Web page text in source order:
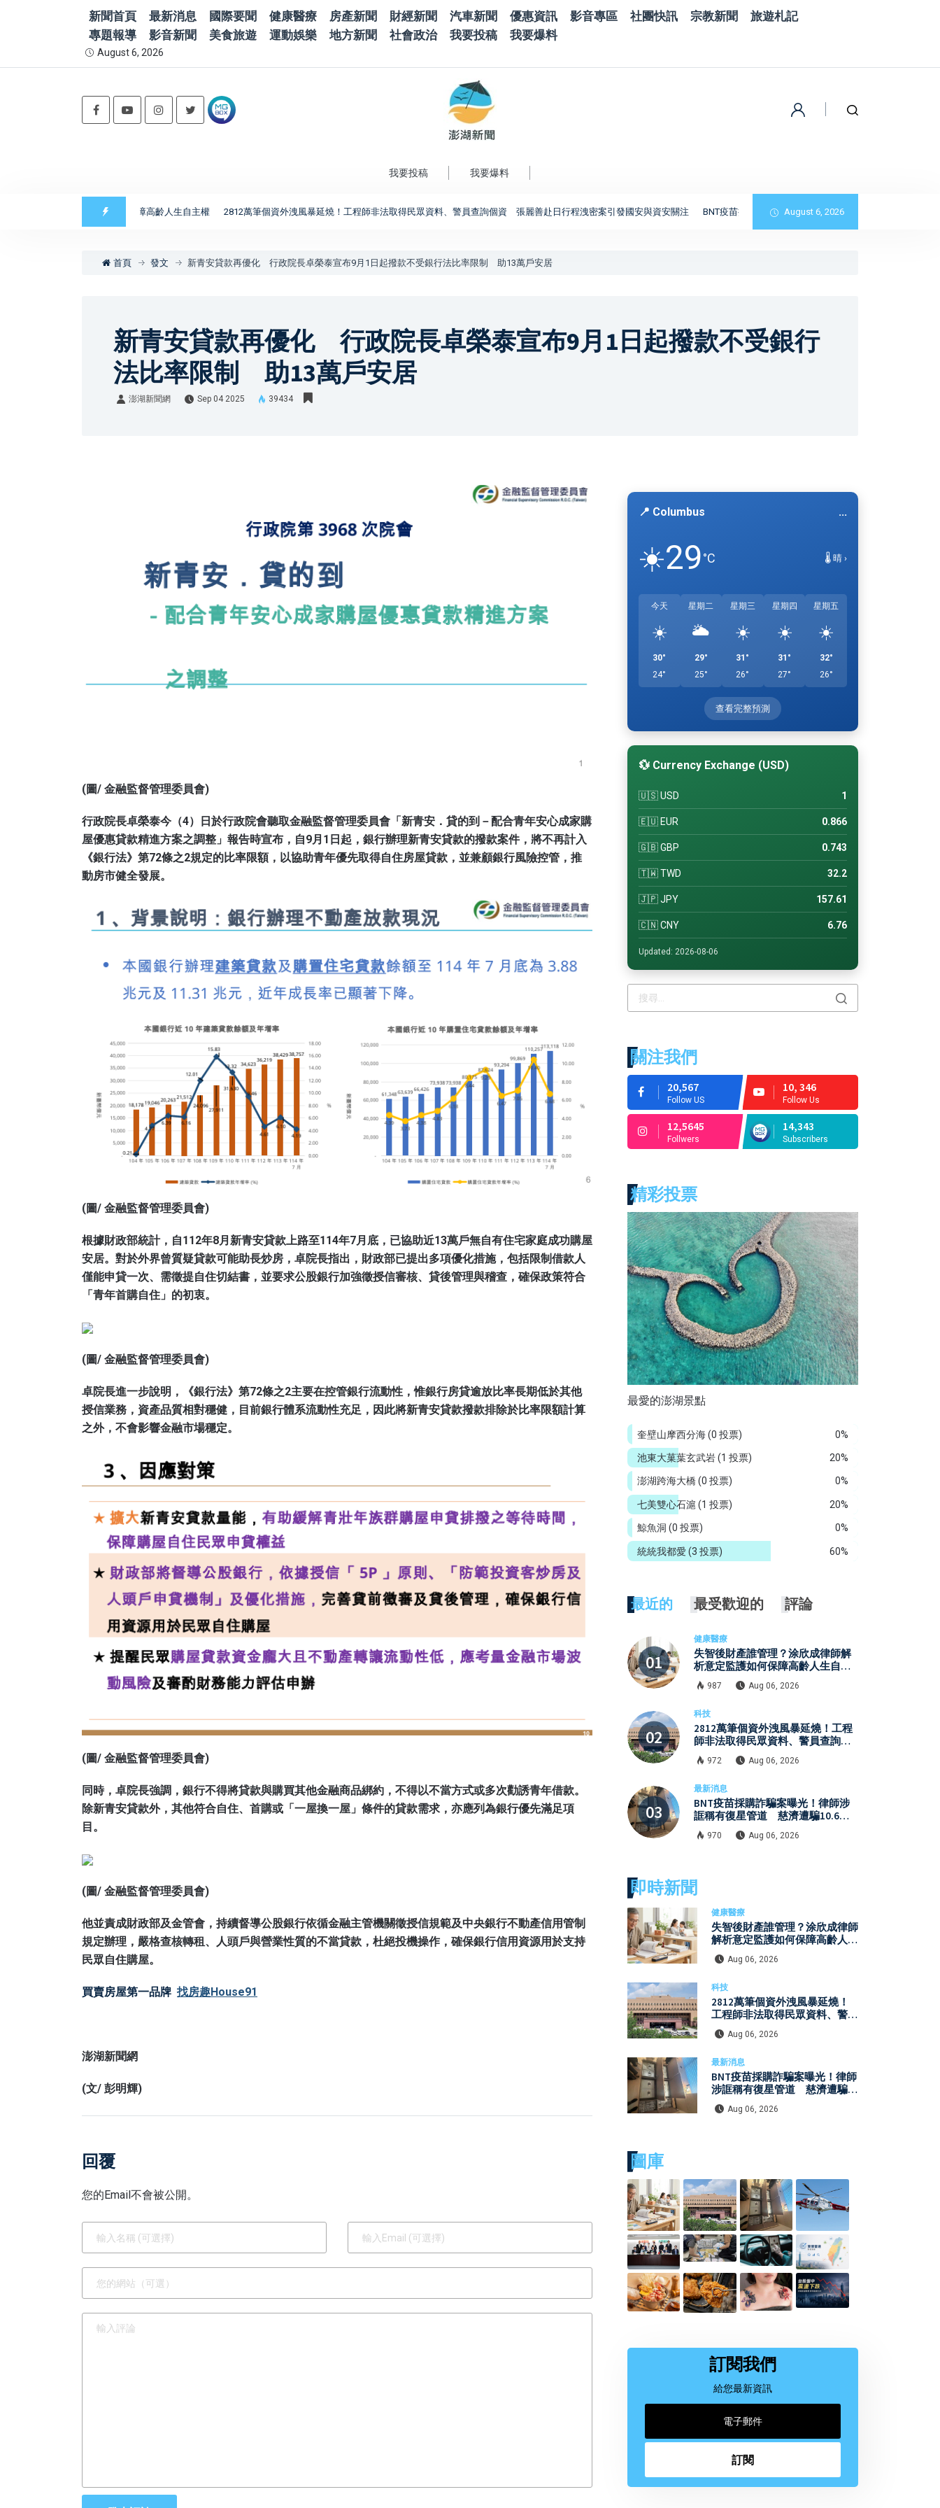
新聞首頁 最新消息 國際要聞 健康醫療 房產新聞 財經新聞 汽車新聞 優惠資訊 影音專區 社團快訊 宗教新聞
旅遊札記
專題報導
影音新聞 美食旅遊 運動娛樂 地方新聞 社會政治 我要投稿 我要爆料
August 6, 2026
我要投稿 我要爆料
師解析意定監護如何保障高齡人生自主權 2812萬筆個資外洩風暴延燒！工程師非法取得民眾資料、警員查詢個資 張麗善赴日行程洩密案引發國安與資安關注 BNT疫苗採購詐騙案曝光！律師涉誆稱有復星管道 慈濟遭騙10.6億
August 6, 2026
首頁 發文 新青安貸款再優化 行政院長卓榮泰宣布9月1日起撥款不受銀行法比率限制 助13萬戶安居
新青安貸款再優化 行政院長卓榮泰宣布9月1日起撥款不受銀行
法比率限制 助13萬戶安居
澎湖新聞網 Sep 04 2025 39434
(圖/ 金融監督管理委員會)
行政院長卓榮泰今（4）日於行政院會聽取金融監督管理委員會「新青安．貸的到－配合青年安心成家購
屋優惠貸款精進方案之調整」報告時宣布，自9月1日起，銀行辦理新青安貸款的撥款案件，將不再計入
《銀行法》第72條之2規定的比率限額，以協助青年優先取得自住房屋貸款，並兼顧銀行風險控管，推
動房市健全發展。
(圖/ 金融監督管理委員會)
根據財政部統計，自112年8月新青安貸款上路至114年7月底，已協助近13萬戶無自有住宅家庭成功購屋
安居。對於外界曾質疑貸款可能助長炒房，卓院長指出，財政部已提出多項優化措施，包括限制借款人
僅能申貸一次、需徵提自住切結書，並要求公股銀行加強徵授信審核、貸後管理與稽查，確保政策符合
「青年首購自住」的初衷。
(圖/ 金融監督管理委員會)
卓院長進一步說明，《銀行法》第72條之2主要在控管銀行流動性，惟銀行房貸逾放比率長期低於其他
授信業務，資產品質相對穩健，目前銀行體系流動性充足，因此將新青安貸款撥款排除於比率限額計算
之外，不會影響金融市場穩定。
(圖/ 金融監督管理委員會)
同時，卓院長強調，銀行不得將貸款與購買其他金融商品綁約，不得以不當方式或多次勸誘青年借款。
除新青安貸款外，其他符合自住、首購或「一屋換一屋」條件的貸款需求，亦應列為銀行優先滿足項
目。
(圖/ 金融監督管理委員會)
他並責成財政部及金管會，持續督導公股銀行依循金融主管機關徵授信規範及中央銀行不動產信用管制
規定辦理，嚴格查核轉租、人頭戶與營業性質的不當貸款，杜絕投機操作，確保銀行信用資源用於支持
民眾自住購屋。
買賣房屋第一品牌 找房趣House91
澎湖新聞網
(文/ 彭明輝)
回覆
您的Email不會被公開。
📍 Columbus ...
☀️29°C 🌡️ 晴 ›
今天
☀️
30°
24°
星期二
🌥️
29°
25°
星期三
☀️
31°
26°
星期四
☀️
31°
27°
星期五
☀️
32°
26°
查看完整預測
💱 Currency Exchange (USD)
🇺🇸 USD 1
🇪🇺 EUR 0.866
🇬🇧 GBP 0.743
🇹🇼 TWD 32.2
🇯🇵 JPY 157.61
🇨🇳 CNY 6.76
Updated: 2026-08-06
關注我們
20,567
Follow US
10, 346
Follow Us
12,5645
Follwers
14,343
Subscribers
精彩投票
最愛的澎湖景點
0%
奎壁山摩西分海(0 投票)
20%
池東大菓葉玄武岩(1 投票)
0%
澎湖跨海大橋(0 投票)
20%
七美雙心石滬 (1 投票)
0%
鯨魚洞 (0 投票)
60%
統統我都愛 (3 投票)
最近的 最受歡迎的 評論
健康醫療
失智後財產誰管理？涂欣成律師解
析意定監護如何保障高齡人生自主
權
987 Aug 06, 2026
科技
2812萬筆個資外洩風暴延燒！工程
師非法取得民眾資料、警員查詢個
資 張麗善赴日行程洩密案引發國
安與資安關注
972 Aug 06, 2026
最新消息
BNT疫苗採購詐騙案曝光！律師涉
誆稱有復星管道 慈濟遭騙10.6億
元
970 Aug 06, 2026
即時新聞
健康醫療
失智後財產誰管理？涂欣成律師
解析意定監護如何保障高齡人生
自主權
Aug 06, 2026
科技
2812萬筆個資外洩風暴延燒！
工程師非法取得民眾資料、警員
查詢個資 張麗善赴日行程洩密
案引發國安與資安關注
Aug 06, 2026
最新消息
BNT疫苗採購詐騙案曝光！律師
涉誆稱有復星管道 慈濟遭騙
10.6億元
Aug 06, 2026
圖庫
訂閱我們
給您最新資訊
訂閱